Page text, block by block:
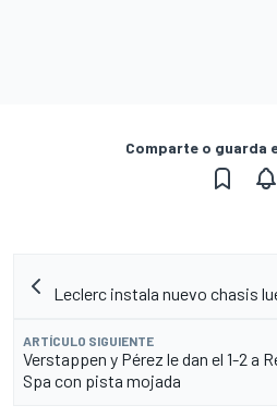
Comparte o guarda
Leclerc instala nuevo chasis
ARTÍCULO SIGUIENTE
Verstappen y Pérez le dan el 1-2 a
Spa con pista mojada